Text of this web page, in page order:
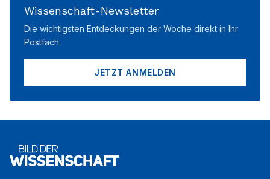
Wissenschaft-Newsletter
Die wichtigsten Entdeckungen der Woche direkt in Ihr
Postfach.
JETZT ANMELDEN